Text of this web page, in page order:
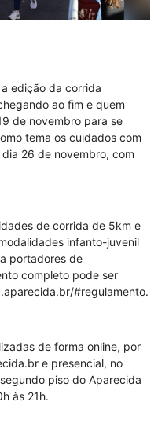
edição da corrida
ao fim e quem
de novembro para se
tema os cuidados com
26 de novembro, com
de corrida de 5km e
infanto-juvenil
portadores de
completo pode ser
#regulamento.
de forma online, por
e presencial, no
piso do Aparecida
às 21h.